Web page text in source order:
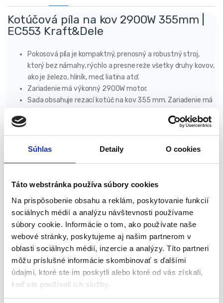
Súhlas Detaily O cookies
Táto webstránka používa súbory cookies
Na prispôsobenie obsahu a reklám, poskytovanie funkcií
sociálnych médií a analýzu návštevnosti používame
súbory cookie. Informácie o tom, ako používate naše
webové stránky, poskytujeme aj našim partnerom v
oblasti sociálnych médií, inzercie a analýzy. Títo partneri
môžu príslušné informácie skombinovať s ďalšími
údajmi, ktoré ste im poskytli alebo ktoré od vás získali,
keď ste používali ich služby.
Kotúčová píla na kov 2900W 355mm |
EC553 Kraft&Dele
Pokosová píla je kompaktný, prenosný a robustný stroj,
ktorý bez námahy, rýchlo a presne reže všetky druhy kovov,
ako je železo, hliník, meď, liatina atď.
Zariadenie má výkonný 2900W motor.
Sada obsahuje rezací kotúč na kov 355 mm. Zariadenie má
Zariadenie má zverák, vďaka ktorému je možné rezaný
prvok upevniť.
Pílu je možné použiť v profesionálnej aj domácej dielni.
Pohodlná rukoväť slúži na prenášanie a prepravu.
zveráka zabudovaného v zariadení.
Technické parametre:
Model: EC553
Otáčky: 3 800 ot./min
Rozmery kotúča: 355mm x 25,4mm x 3,5mm
Výkon: 2900W